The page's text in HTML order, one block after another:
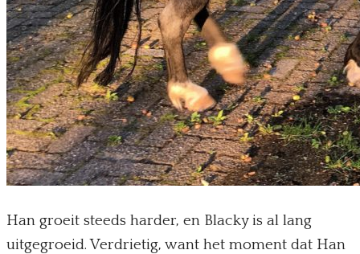
Han groeit steeds harder, en Blacky is al lang
uitgegroeid. Verdrietig, want het moment dat Han